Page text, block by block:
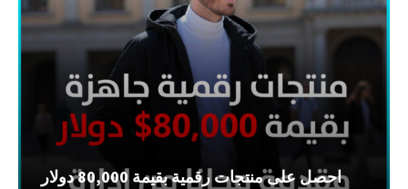
احصل على منتجات رقمية بقيمة 80,000 دولار